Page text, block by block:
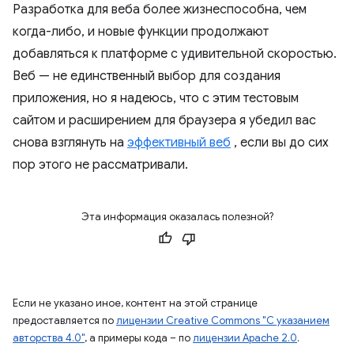
Разработка для веба более жизнеспособна, чем
когда-либо, и новые функции продолжают
добавляться к платформе с удивительной скоростью.
Веб — не единственный выбор для создания
приложения, но я надеюсь, что с этим тестовым
сайтом и расширением для браузера я убедил вас
снова взглянуть на эффективный веб , если вы до сих
пор этого не рассматривали.
Эта информация оказалась полезной?
Если не указано иное, контент на этой странице
предоставляется полицензии Creative Commons "С указанием
авторства 4.0", а примеры кода – полицензии Apache 2.0.